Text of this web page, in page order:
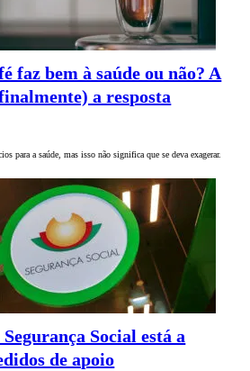
faz bem à saúde ou não? A
a resposta
para a saúde, mas isso não significa que se deva exagerar.
Social está a
de apoio